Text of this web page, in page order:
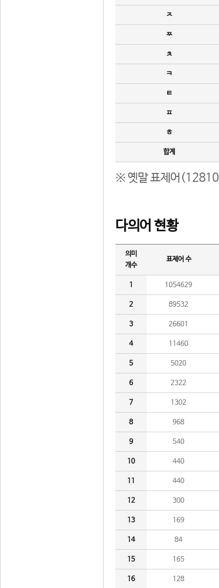
ㅈ
ㅉ
ㅊ
ㅋ
ㅌ
ㅍ
ㅎ
합계
※ 옛말 표제어(12810
다의어 현황
의미
개수
표제어 수
1 1054629
2 89532
3 26601
4 11460
5 5020
6 2322
7 1302
8 968
9 540
10 440
11 440
12 300
13 169
14 84
15 165
16 128